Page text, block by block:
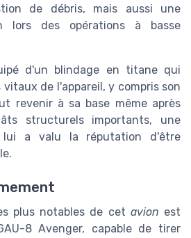
de débris, mais aussi une
lors des opérations à basse
d'un blindage en titane qui
de l'appareil, y compris son
revenir à sa base même après
structurels importants, une
lui a valu la réputation d'être
plus notables de cet avion est
8 Avenger, capable de tirer